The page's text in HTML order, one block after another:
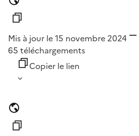
Mis à jour le 15 novembre 2024
65 téléchargements
Copier le lien